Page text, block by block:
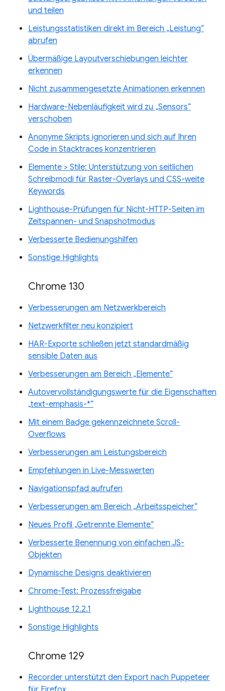
und teilen
Leistungsstatistiken direkt im Bereich „Leistung“
abrufen
Übermäßige Layoutverschiebungen leichter
erkennen
Nicht zusammengesetzte Animationen erkennen
Hardware-Nebenläufigkeit wird zu „Sensors“
verschoben
Anonyme Skripts ignorieren und sich auf Ihren
Code in Stacktraces konzentrieren
Elemente > Stile: Unterstützung von seitlichen
Schreibmodi für Raster-Overlays und CSS-weite
Keywords
Lighthouse-Prüfungen für Nicht-HTTP-Seiten im
Zeitspannen- und Snapshotmodus
Verbesserte Bedienungshilfen
Sonstige Highlights
Chrome 130
Verbesserungen am Netzwerkbereich
Netzwerkfilter neu konzipiert
HAR-Exporte schließen jetzt standardmäßig
sensible Daten aus
Verbesserungen am Bereich „Elemente“
Autovervollständigungswerte für die Eigenschaften
„text-emphasis-*“
Mit einem Badge gekennzeichnete Scroll-
Overflows
Verbesserungen am Leistungsbereich
Empfehlungen in Live-Messwerten
Navigationspfad aufrufen
Verbesserungen am Bereich „Arbeitsspeicher“
Neues Profil „Getrennte Elemente“
Verbesserte Benennung von einfachen JS-
Objekten
Dynamische Designs deaktivieren
Chrome-Test: Prozessfreigabe
Lighthouse 12.2.1
Sonstige Highlights
Chrome 129
Recorder unterstützt den Export nach Puppeteer